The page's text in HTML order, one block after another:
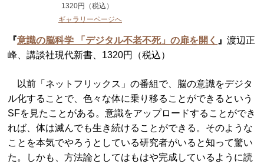
1320円（税込）
ギャラリーページへ
『意識の脳科学 「デジタル不老不死」の扉を開く 』渡辺正
峰、講談社現代新書、1320円（税込）
以前「ネットフリックス」の番組で、脳の意識をデジタ
ル化することで、色々な体に乗り移ることができるという
SFを見たことがある。意識をアップロードすることができ
れば、体は滅んでも生き続けることができる。そのような
ことを本気でやろうとしている研究者がいると知って驚い
た。しかも、方法論としてはもはや完成しているように読